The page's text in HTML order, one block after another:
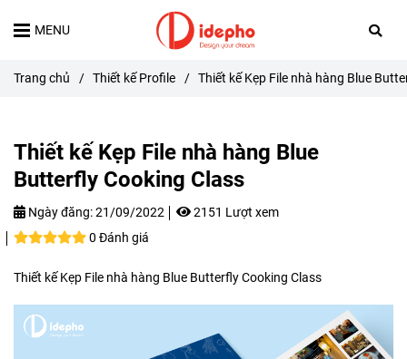
MENU
Trang chủ / Thiết kế Profile / Thiết kế Kẹp File nhà hàng Blue
Thiết kế Kẹp File nhà hàng Blue
Butterfly Cooking Class
Ngày đăng:21/09/2022
2151 Lượt xem
0 Đánh giá
Thiết kế Kẹp File nhà hàng Blue Butterfly Cooking Class